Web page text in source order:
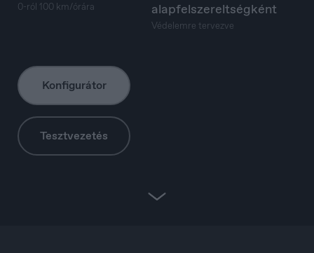
Français
0-ról 100 km/órára
alapfelszereltségként
Védelemre tervezve
Konfigurátor
Tesztvezetés